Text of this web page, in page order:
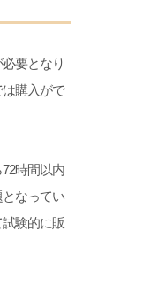
要となり
購入がで
時間以内
なってい
験的に販